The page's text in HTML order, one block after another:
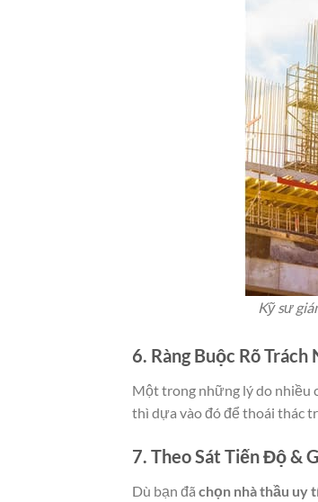
Kỹ sư
6. Ràng Buộc Rõ
Một trong những lý do nhiều
thì dựa vào đó để thoái thác
7. Theo Sát Tiến Độ &
Dù bạn đã chọn nhà thầu uy